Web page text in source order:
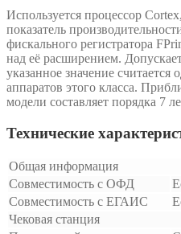
Используется процессор
показатель
фискального регистратора
над её расширением.
указанное значение
аппаратов этого класса.
модели составляет порядка 7
Технические
Общая информация
Совместимость с ОФД
Совместимость с ЕГАИС
Чековая станция